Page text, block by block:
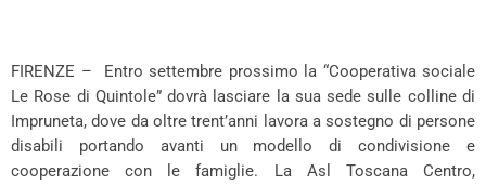
FIRENZE – Entro settembre prossimo la “Cooperativa sociale
Le Rose di Quintole” dovrà lasciare la sua sede sulle colline di
Impruneta, dove da oltre trent’anni lavora a sostegno di persone
disabili portando avanti un modello di condivisione e
cooperazione con le famiglie. La Asl Toscana Centro,